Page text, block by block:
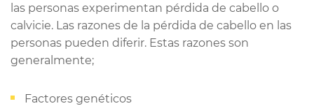
las personas experimentan pérdida de cabello o
calvicie. Las razones de la pérdida de cabello en las
personas pueden diferir. Estas razones son
generalmente;
Factores genéticos